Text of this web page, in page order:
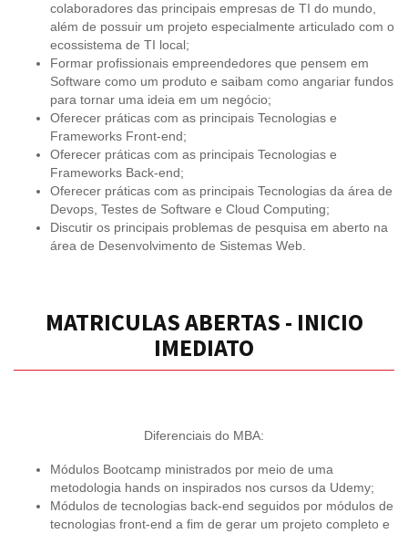
colaboradores das principais empresas de TI do mundo,
além de possuir um projeto especialmente articulado com o
ecossistema de TI local;
Formar profissionais empreendedores que pensem em
Software como um produto e saibam como angariar fundos
para tornar uma ideia em um negócio;
Oferecer práticas com as principais Tecnologias e
Frameworks Front-end;
Oferecer práticas com as principais Tecnologias e
Frameworks Back-end;
Oferecer práticas com as principais Tecnologias da área de
Devops, Testes de Software e Cloud Computing;
Discutir os principais problemas de pesquisa em aberto na
área de Desenvolvimento de Sistemas Web.
MATRICULAS ABERTAS - INICIO
IMEDIATO
Diferenciais do MBA:
Módulos Bootcamp ministrados por meio de uma
metodologia hands on inspirados nos cursos da Udemy;
Módulos de tecnologias back-end seguidos por módulos de
tecnologias front-end a fim de gerar um projeto completo e